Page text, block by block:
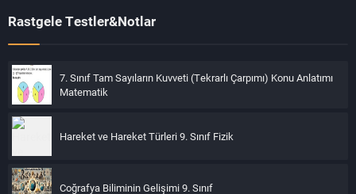
faktörlerin sağlıklı bir yaşam için önemi.
anlamakla birlikte, insanların çevreye olan etkilerini de içerir.
Bu etkileşim, doğanın korunması ve sürdürülebilir bir yaşam
için bilinçli kararlar almayı gerektirir. Çevre bilinci, çevre
koruma ve doğal afetlere karşı alınacak tedbirler, insan ve
çevre ilişkisinin sağlıklı ve sürdürülebilir olmasını sağlar.
Rastgele Testler&Notlar
7. Sınıf Tam Sayıların Kuvveti (Tekrarlı Çarpımı) Konu Anlatımı
Matematik
Hareket ve Hareket Türleri 9. Sınıf Fizik
Coğrafya Biliminin Gelişimi 9. Sınıf